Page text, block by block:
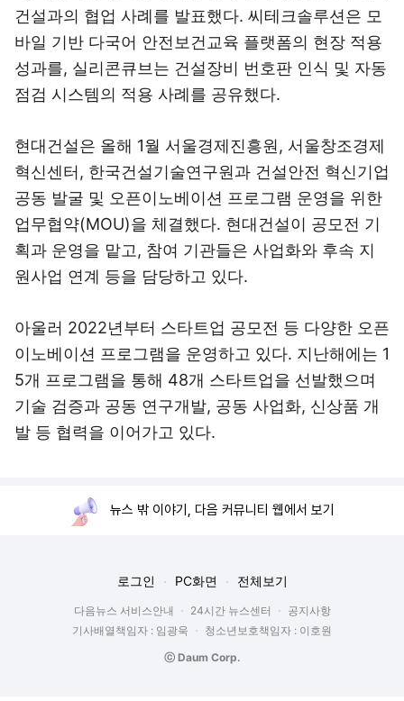
건설과의 협업 사례를 발표했다. 씨테크솔루션은 모
바일 기반 다국어 안전보건교육 플랫폼의 현장 적용
성과를, 실리콘큐브는 건설장비 번호판 인식 및 자동
점검 시스템의 적용 사례를 공유했다.
현대건설은 올해 1월 서울경제진흥원, 서울창조경제
혁신센터, 한국건설기술연구원과 건설안전 혁신기업
공동 발굴 및 오픈이노베이션 프로그램 운영을 위한
업무협약(MOU)을 체결했다. 현대건설이 공모전 기
획과 운영을 맡고, 참여 기관들은 사업화와 후속 지
원사업 연계 등을 담당하고 있다.
아울러 2022년부터 스타트업 공모전 등 다양한 오픈
이노베이션 프로그램을 운영하고 있다. 지난해에는 1
5개 프로그램을 통해 48개 스타트업을 선발했으며
기술 검증과 공동 연구개발, 공동 사업화, 신상품 개
발 등 협력을 이어가고 있다.
뉴스 밖 이야기, 다음 커뮤니티 웹에서 보기
로그인 PC화면 전체보기
다음뉴스 서비스안내 24시간 뉴스센터
공지사항
기사배열책임자 : 임광욱
청소년보호책임자 : 이호원
ⓒ Daum Corp.